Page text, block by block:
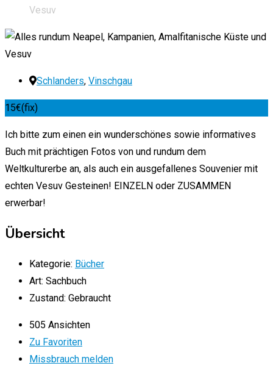
Vesuv
Schlanders, Vinschgau
15€(fix)
Ich bitte zum einen ein wunderschönes sowie informatives
Buch mit prächtigen Fotos von und rundum dem
Weltkulturerbe an, als auch ein ausgefallenes Souvenier mit
echten Vesuv Gesteinen! EINZELN oder ZUSAMMEN
erwerbar!
Übersicht
Kategorie: Bücher
Art: Sachbuch
Zustand: Gebraucht
505 Ansichten
Zu Favoriten
Missbrauch melden